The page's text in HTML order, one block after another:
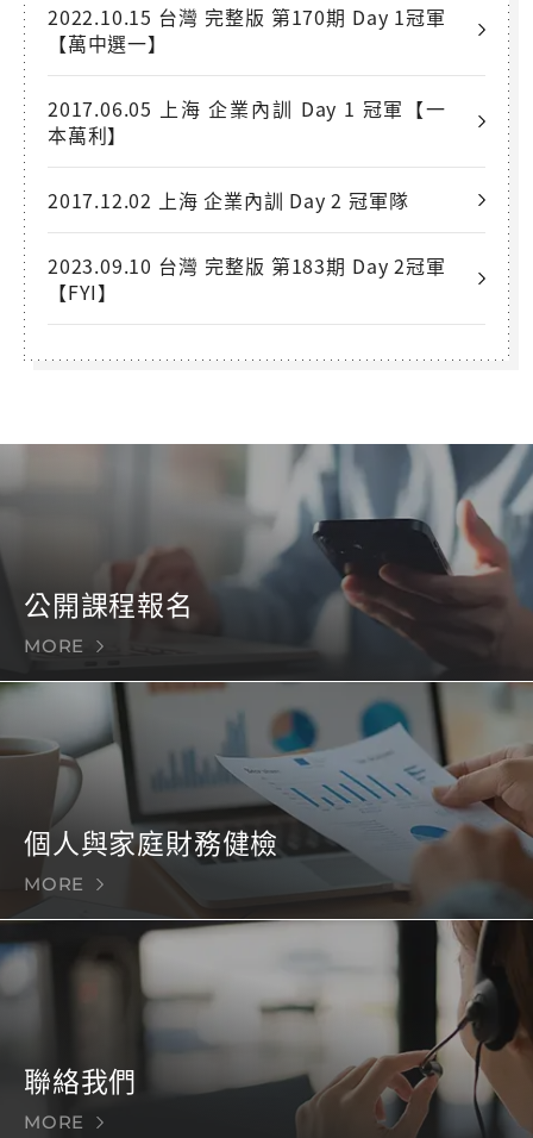
2022.10.15 台灣 完整版 第170期 Day 1冠軍
【萬中選一】
2017.06.05 上海 企業內訓 Day 1 冠軍【一
本萬利】
2017.12.02 上海 企業內訓 Day 2 冠軍隊
2023.09.10 台灣 完整版 第183期 Day 2冠軍
【FYI】
公開課程報名
MORE
個人與家庭財務健檢
MORE
聯絡我們
MORE